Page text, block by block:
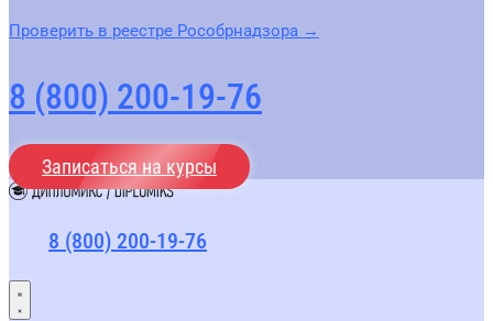
Проверить в реестре Рособрнадзора →
8 (800) 200-19-76
Записаться на курсы
8 (800) 200-19-76